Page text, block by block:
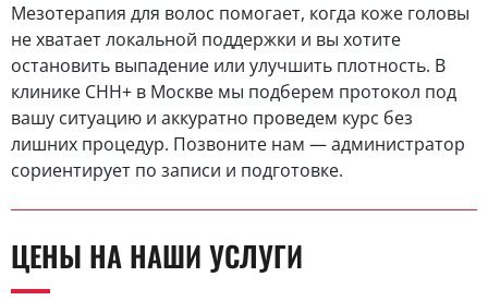
Мезотерапия для волос помогает, когда коже головы
не хватает локальной поддержки и вы хотите
остановить выпадение или улучшить плотность. В
клинике CHH+ в Москве мы подберем протокол под
вашу ситуацию и аккуратно проведем курс без
лишних процедур. Позвоните нам — администратор
сориентирует по записи и подготовке.
ЦЕНЫ НА НАШИ УСЛУГИ